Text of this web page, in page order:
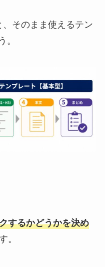
そのまま使えるテン
。
するかどうかを決め
。